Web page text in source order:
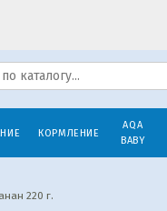
КОРМЛЕНИЕ
AQA
BABY
220 г.